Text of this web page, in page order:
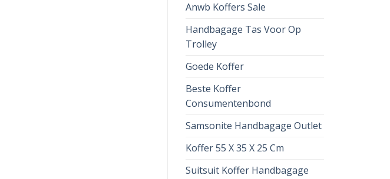
Anwb Koffers Sale
Handbagage Tas Voor Op
Trolley
Goede Koffer
Beste Koffer
Consumentenbond
Samsonite Handbagage Outlet
Koffer 55 X 35 X 25 Cm
Suitsuit Koffer Handbagage